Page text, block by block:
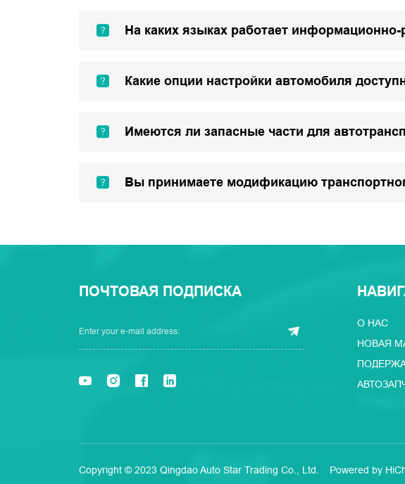
На каких языках работает
Какие опции настройки автомобиля
Имеются ли запасные части для
Вы принимаете модификацию
ПОЧТОВАЯ ПОДПИСКА
О НАС
НОВАЯ
Copyright © 2023 Qingdao Auto Star Trading Co., Ltd. Powered by